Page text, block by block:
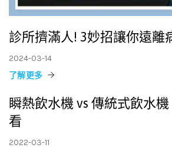
診所擠滿人! 3妙招讓你遠離
2024-03-14
了解更多
瞬熱飲水機 vs 傳統式飲水
看
2022-03-11